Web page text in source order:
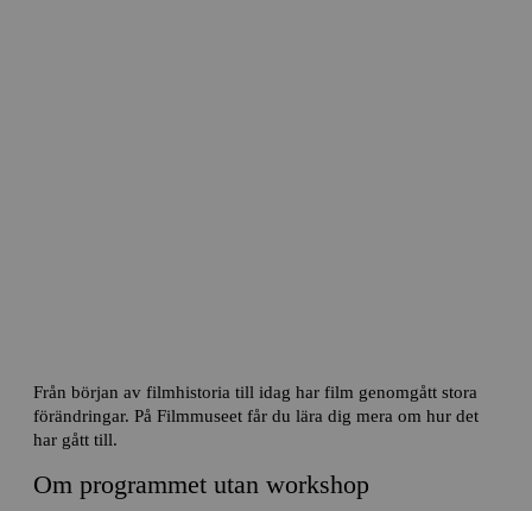
Från början av filmhistoria till idag har film genomgått stora
förändringar. På Filmmuseet får du lära dig mera om hur det
har gått till.
Om programmet utan workshop